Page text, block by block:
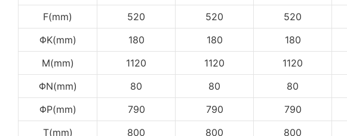
F(mm)
520 520 520
ΦK(mm)
180 180 180
M(mm)
1120 1120 1120
ΦN(mm)
80 80 80
ΦP(mm)
790 790 790
T(mm)
800 800 800